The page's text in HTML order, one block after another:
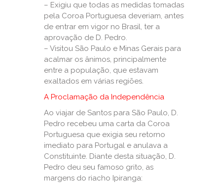
– Exigiu que todas as medidas tomadas
pela Coroa Portuguesa deveriam, antes
de entrar em vigor no Brasil, ter a
aprovação de D. Pedro.
– Visitou São Paulo e Minas Gerais para
acalmar os ânimos, principalmente
entre a população, que estavam
exaltados em várias regiões.
A Proclamação da Independência
Ao viajar de Santos para São Paulo, D.
Pedro recebeu uma carta da Coroa
Portuguesa que exigia seu retorno
imediato para Portugal e anulava a
Constituinte. Diante desta situação, D.
Pedro deu seu famoso grito, as
margens do riacho Ipiranga: